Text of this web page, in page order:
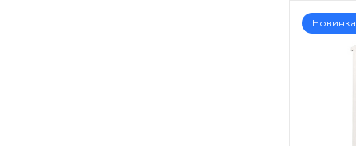
Новинка